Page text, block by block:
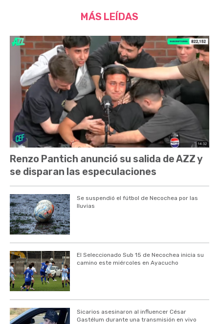
MÁS LEÍDAS
Renzo Pantich anunció su salida de AZZ y
se disparan las especulaciones
Se suspendió el fútbol de Necochea por las
lluvias
El Seleccionado Sub 15 de Necochea inicia su
camino este miércoles en Ayacucho
Sicarios asesinaron al influencer César
Gastélum durante una transmisión en vivo